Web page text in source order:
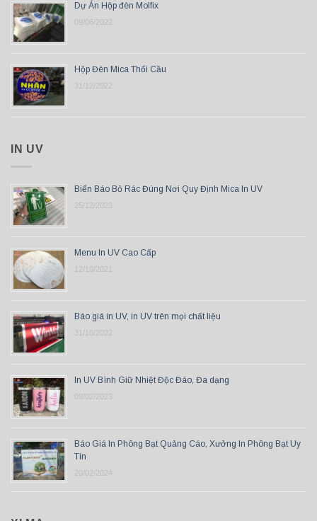
Dự Án Hộp đèn Molfix
09/06/2022
Hộp Đèn Mica Thổi Cầu
31/12/2022
IN UV
Biển Báo Bỏ Rác Đúng Nơi Quy Định Mica In UV
25/12/2023
Menu In UV Cao Cấp
12/10/2021
Báo giá in UV, in UV trên mọi chất liệu
31/10/2022
In UV Bình Giữ Nhiệt Độc Đáo, Đa dạng
09/02/2023
Báo Giá In Phông Bạt Quảng Cáo, Xưởng In Phông Bạt Uy
Tín
20/02/2024